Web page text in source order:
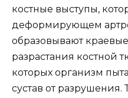
костные выступы,
деформирующем
образовывают
разрастания костной
которых организм
сустав от разрушения.